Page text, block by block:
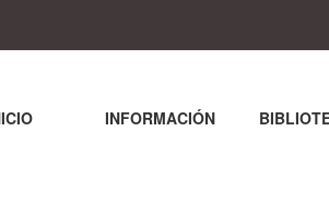
INFORMACIÓN